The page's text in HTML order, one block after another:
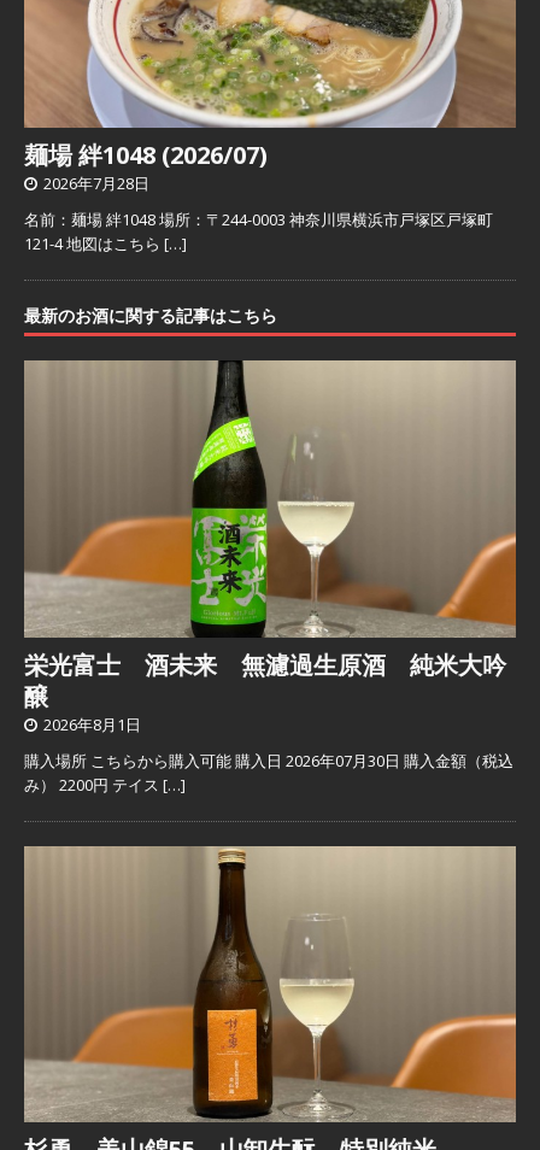
麺場 絆1048 (2026/07)
2026年7月28日
名前：麺場 絆1048 場所：〒244-0003 神奈川県横浜市戸塚区戸塚町
121-4 地図はこちら […]
最新のお酒に関する記事はこちら
栄光富士 酒未来 無濾過生原酒 純米大吟
醸
2026年8月1日
購入場所 こちらから購入可能 購入日 2026年07月30日 購入金額（税込
み） 2200円 テイス […]